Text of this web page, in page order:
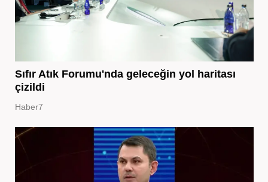
Sıfır Atık Forumu'nda geleceğin yol haritası
çizildi
Haber7